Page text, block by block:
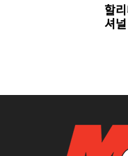
할
셔